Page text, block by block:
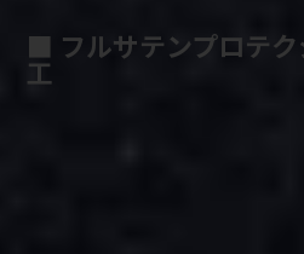
■ フルサテンプロテ
工